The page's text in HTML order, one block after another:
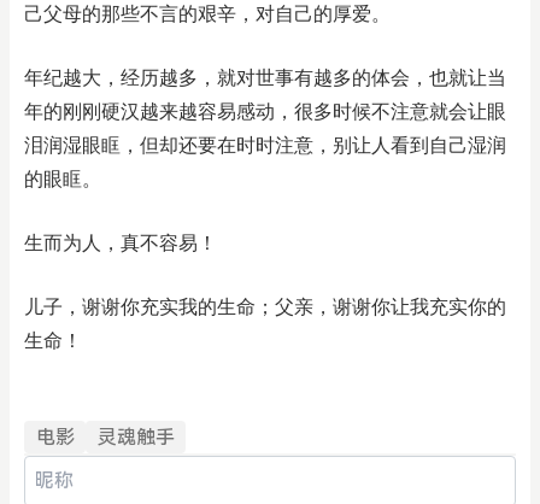
己父母的那些不言的艰辛，对自己的厚爱。
年纪越大，经历越多，就对世事有越多的体会，也就让当
年的刚刚硬汉越来越容易感动，很多时候不注意就会让眼
泪润湿眼眶，但却还要在时时注意，别让人看到自己湿润
的眼眶。
生而为人，真不容易！
儿子，谢谢你充实我的生命；父亲，谢谢你让我充实你的
生命！
电影 灵魂触手